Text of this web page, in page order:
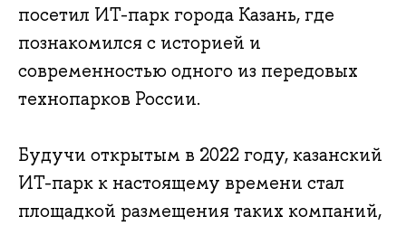
посетил ИТ-парк города Казань, где
познакомился с историей и
современностью одного из передовых
технопарков России.
Будучи открытым в 2022 году, казанский
ИТ-парк к настоящему времени стал
площадкой размещения таких компаний,